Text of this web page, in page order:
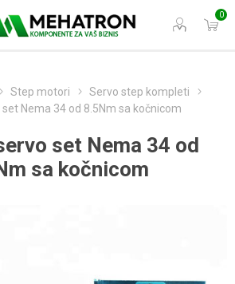
0
Step motori
Servo step kompleti
set Nema 34 od 8.5Nm sa kočnicom
set Nema 34 od
sa kočnicom